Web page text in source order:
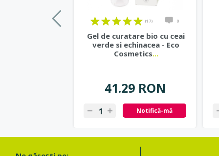
(17) 0
Gel de curatare bio cu ceai
verde si echinacea - Eco
Cosmetics...
41.29 RON
Notifică-mă